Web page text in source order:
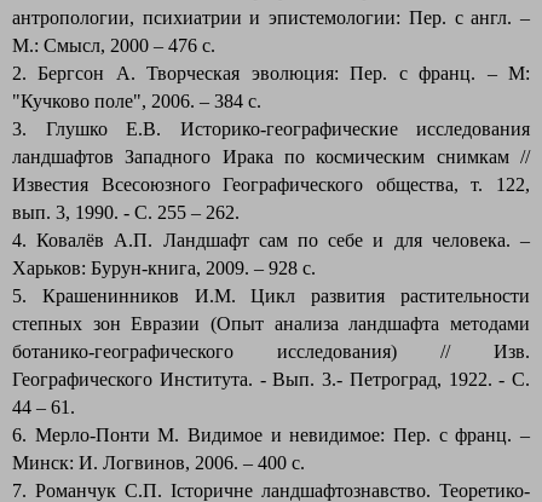
антропологии, психиатрии и эпистемологии: Пер. с англ. –
М.: Смысл, 2000 – 476 с.
2. Бергсон А. Творческая эволюция: Пер. с франц. – М:
"Кучково поле", 2006. – 384 c.
3. ГлушкоЕ.В. Историко-географические исследования
ландшафтов Западного Ирака по космическим снимкам //
Известия Всесоюзного Географического общества, т. 122,
вып. 3, 1990. - С. 255 – 262.
4. Ковалёв А.П. Ландшафт сам по себе и для человека. –
Харьков: Бурун-книга, 2009. – 928 с.
5. Крашенинников И.М. Цикл развития растительности
степных зон Евразии (Опыт анализа ландшафта методами
ботанико-географического исследования) // Изв.
Географического Института. - Вып. 3.- Петроград, 1922. - С.
44 – 61.
6. Мерло-Понти М. Видимое и невидимое: Пер. с франц. –
Минск: И. Логвинов, 2006. – 400 с.
7. Романчук С.П. Історичне ландшафтознавство. Теоретико-